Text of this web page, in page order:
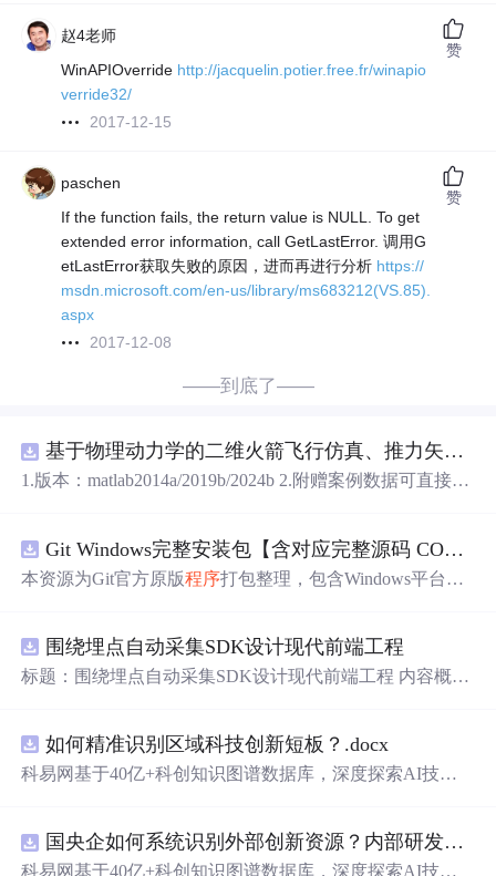
赵4老师
WinAPIOverride http://jacquelin.potier.free.fr/winapio
verride32/
2017-12-15
赞
paschen
If the function fails, the return value is NULL. To get
extended error information, call GetLastError. 调用G
etLastError获取失败的原因，进而再进行分析 https://
msdn.microsoft.com/en-us/library/ms683212(VS.85).
aspx
2017-12-08
赞
——到底了——
基于物理动力学的二维火箭飞行仿真、推力矢量建模和闭环俯仰角控制，采用MATLABSimulink技术。.zip
1.版本：matlab2014a/2019b/2024b 2.附赠案例数据可直接运
工程、数学等专业的大学生课程设计、期末大作业和毕业
设计。
Git Windows完整安装包【含对应完整源码 COPYING协议 GPL‑v2】
本资源为Git官方原版程序打包整理，包含Windows平台Git
PL‑v2)。 Git为开源软件，官方原版可以免费获取。本资源
仅为整理归档，非本人原创作品。 分发遵从GPL‑v2许可要
用于版本控制。 使用场景：本地Git环境部署。
围绕埋点自动采集SDK设计现代前端工程
标题：围绕埋点自动采集SDK设计现代前端工程 内容概
实现重点。 https://m.qzgqxd.com/news/zuqiu/11900.html http
s://m.uniintell.com/index https://m.uniintell.com/live/zuqiu/ http
如何精准识别区域科技创新短板？.docx
科易网基于40亿+科创知识图谱数据库，深度探索AI技术
新领域的AI+数智化解决方案，推动科技创新与产业创新
智能化发展。
国央企如何系统识别外部创新资源？内部研发体系完善，但对外部高校、中小科技企业技术能力缺乏动态认知。.docx
科易网基于40亿+科创知识图谱数据库，深度探索AI技术